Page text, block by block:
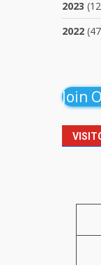
2023
2022
Join